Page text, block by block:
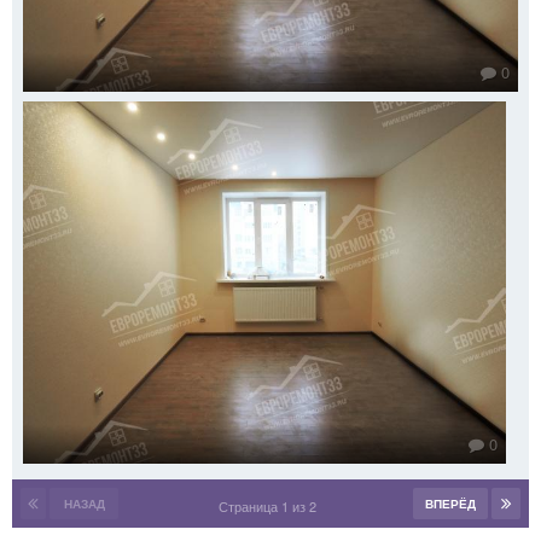
0
0
НАЗАД ВПЕРЁД
Страница 1 из 2